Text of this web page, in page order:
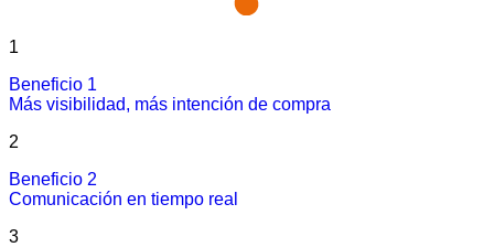
1
Beneficio 1
Más visibilidad, más intención de compra
2
Beneficio 2
Comunicación en tiempo real
3